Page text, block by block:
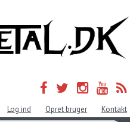
Log ind Opret bruger Kontakt